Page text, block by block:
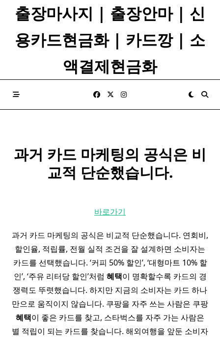
출장마사지 | 출장안마 | 신
용카드현금화 | 카드깡 | 소
액결제현금화
과거 카드 마케팅의 공식은 비
교적 단순했습니다.
바로가기
과거 카드 마케팅의 공식은 비교적 단순했습니다. 연회비,
할인율, 적립률, 전월 실적 조건을 잘 설계하면 소비자는
카드를 선택했습니다. ‘커피 50% 할인’, ‘대형마트 10% 할
인’, ‘주유 리터당 할인’처럼 혜택이 명확할수록 카드의 경
쟁력도 뚜렷했습니다. 하지만 지금의 소비자는 카드 하나
만으로 움직이지 않습니다. 쿠팡을 자주 쓰는 사람은 쿠팡
혜택이 좋은 카드를 찾고, 스타벅스를 자주 가는 사람은
별 적립이 되는 카드를 찾습니다. 해외여행을 앞둔 소비자